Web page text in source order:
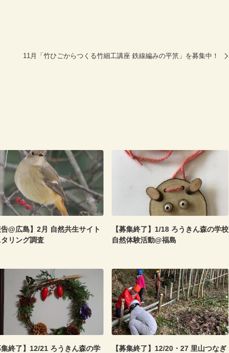
11月「竹ひごからつくる竹細工講座 鉄線編みの平笊」を募集中！
告@広島】2月 自然共生サイト
リング調査
【募集終了】1/18 ろうきん森の学校
自然体験活動@福島
集終了】12/21 ろうきん森の学
【募集終了】12/20・27 里山つなぎ